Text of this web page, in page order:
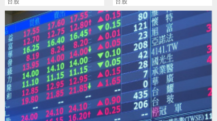
70.3%
台股 台股